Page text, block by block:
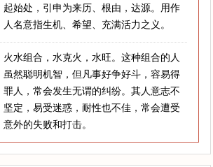
起始处，引申为来历、根由，达源。用作
人名意指生机、希望、充满活力之义。
火水组合，水克火，水旺。这种组合的人
虽然聪明机智，但凡事好争好斗，容易得
罪人，常会发生无谓的纠纷。其人意志不
坚定，易受迷惑，耐性也不佳，常会遭受
意外的失败和打击。